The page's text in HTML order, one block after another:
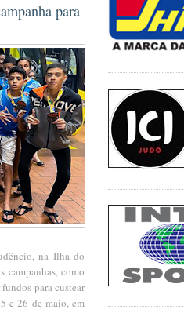
para
na Ilha do
campanhas, como
para custear
e 26 de maio, em